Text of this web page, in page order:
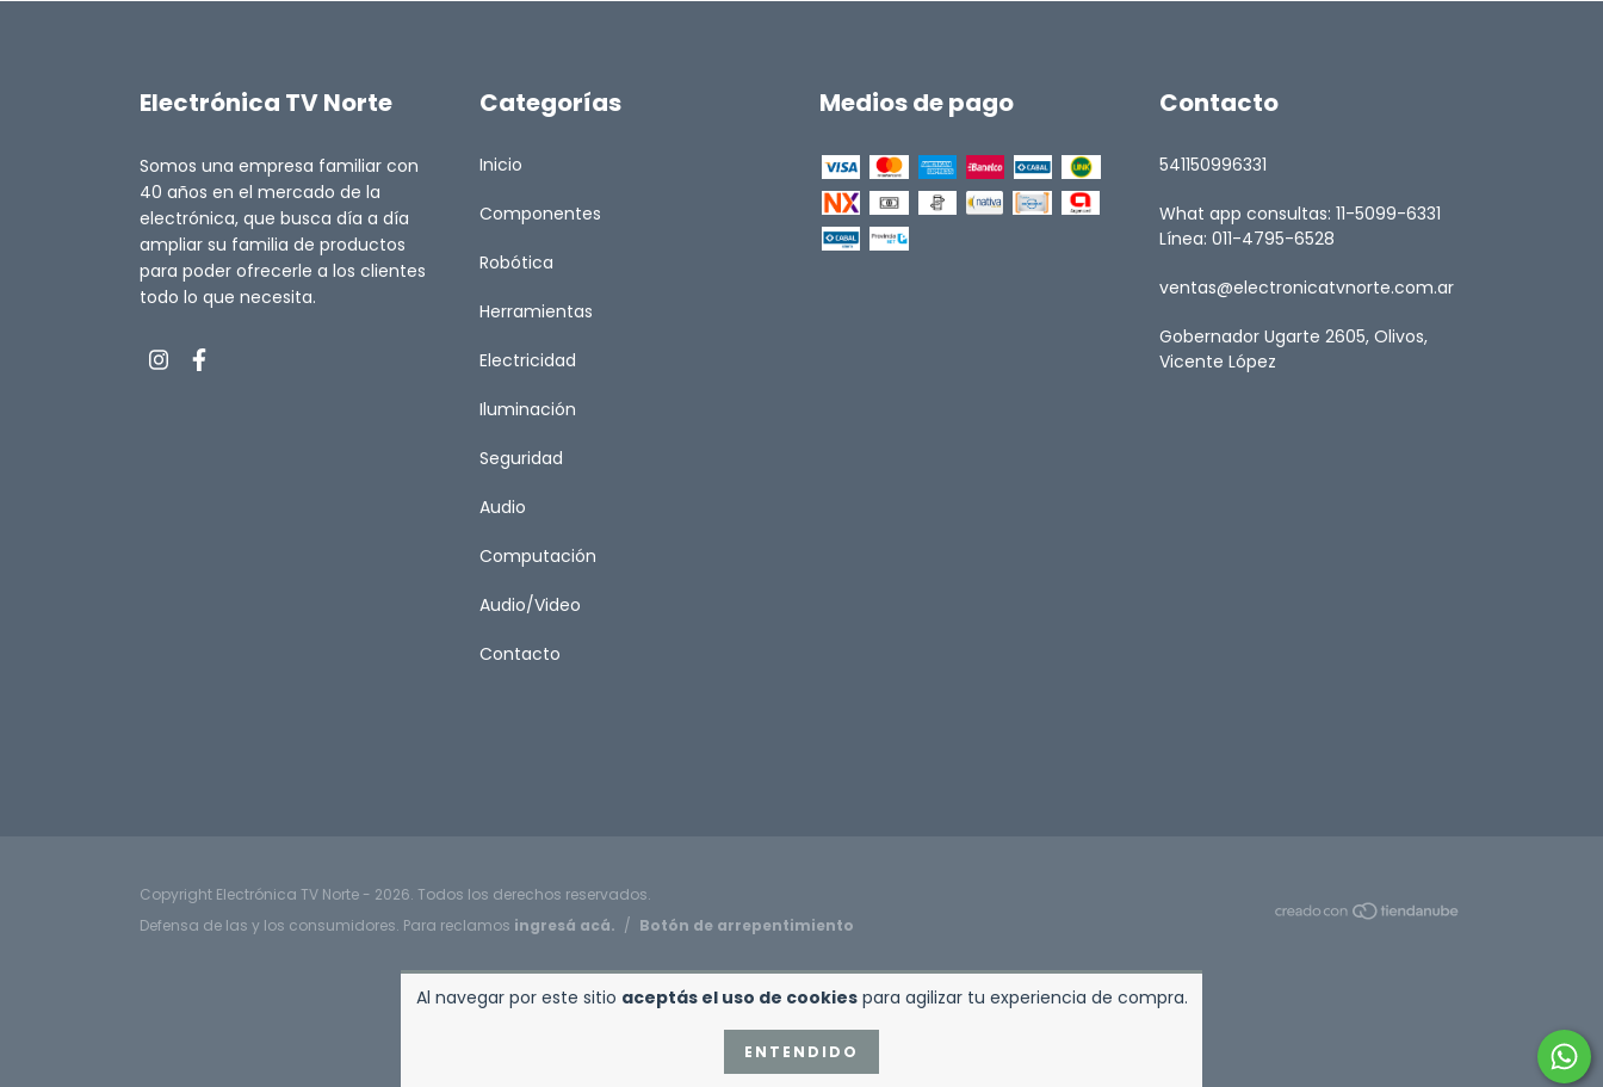
Al navegar por este sitio aceptás el uso de cookiespara agilizar tu experiencia de compra.
ENTENDIDO
Electrónica TV Norte
Somos una empresa familiar con
40 años en el mercado de la
electrónica, que busca día a día
ampliar su familia de productos
para poder ofrecerle a los clientes
todo lo que necesita.
Categorías
Inicio
Componentes
Robótica
Herramientas
Electricidad
Iluminación
Seguridad
Audio
Computación
Audio/Video
Contacto
Medios de pago Contacto
541150996331
What app consultas: 11-5099-6331
Línea: 011-4795-6528
ventas@electronicatvnorte.com.ar
Gobernador Ugarte 2605, Olivos,
Vicente López
Copyright Electrónica TV Norte - 2026. Todos los derechos reservados.
Defensa de las y los consumidores. Para reclamos ingresá acá. / Botón de arrepentimiento